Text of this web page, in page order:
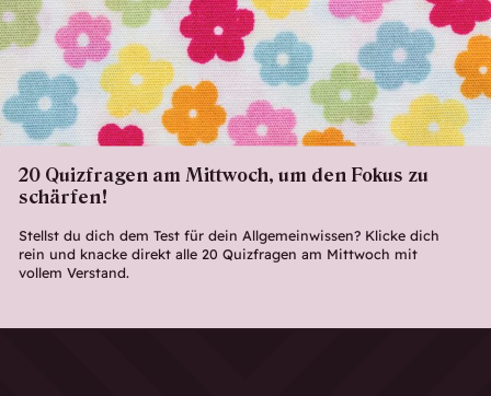
20 Quizfragen am Mittwoch, um den Fokus zu
schärfen!
Stellst du dich dem Test für dein Allgemeinwissen? Klicke dich
rein und knacke direkt alle 20 Quizfragen am Mittwoch mit
vollem Verstand.